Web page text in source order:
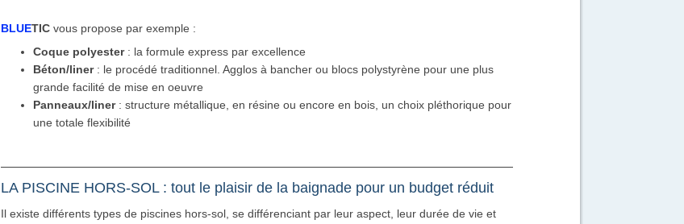
BLUETIC vous propose par exemple :
Coque polyester: la formule express par excellence
Béton/liner: le procédé traditionnel. Agglos à bancher ou blocs polystyrène pour une plus
grande facilité de mise en oeuvre
Panneaux/liner: structure métallique, en résine ou encore en bois, un choix pléthorique pour
une totale flexibilité
LA PISCINE HORS-SOL : tout le plaisir de la baignade pour un budget réduit
Il existe différents types de piscines hors-sol, se différenciant par leur aspect, leur durée de vie et